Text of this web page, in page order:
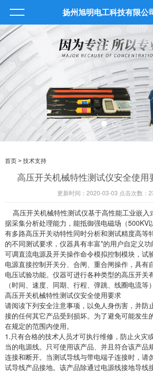
扬州旭明电工科技有限公
首页 > 技术支持
高压开关机械特性测试仪安全使用
更新时间：2020-03-03 点击次数：
高压开关机械特性测试仪基于高性能工业嵌入
据采集分析处理能力，能抵御强电磁场（500KV
有多路高压开关动特性同时分析和测试精度高等
的不同测试要求，仪器具有丰富*的用户自定义
可调直流电源及开关操作命令模拟控制模块，试
电源直接控制开关分、合闸、重合闸操作，具有
电压试验功能。仪器可进行各种类型的高压开关
（时间、速度、同期、行程、弹跳、线圈电流等
高压开关机械特性测试仪安全使用要求
请阅读下列安全注意事项，以免人身伤害，并防
接的任何其它产品受到损坏。为了避免可能发生
在规定的范围内使用。
1.只有合格的技术人员才可执行维修，防止火灾
当的电源线。只可使用该产品、并且符合该产品
连接和断开。当测试导线与带电端子连接时，请
试导线产品接地。该产品除通过电源线接地导线